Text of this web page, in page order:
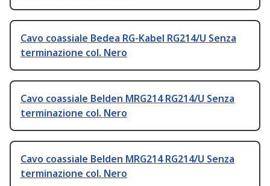
Cavo coassiale Bedea RG-Kabel RG214/U Senza
terminazione col. Nero
Cavo coassiale Belden MRG214 RG214/U Senza
terminazione col. Nero
Cavo coassiale Belden MRG214 RG214/U Senza
terminazione col. Nero